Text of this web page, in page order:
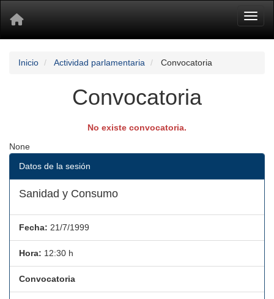
Inicio Actividad parlamentaria Convocatoria
Convocatoria
No existe convocatoria.
None
Datos de la sesión
Sanidad y Consumo
Fecha: 21/7/1999
Hora: 12:30 h
Convocatoria